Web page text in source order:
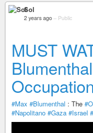
Sol
2 years ago – Public
MUST
#Max #Blumenthal : The
#Napolitano #Gaza #Israel